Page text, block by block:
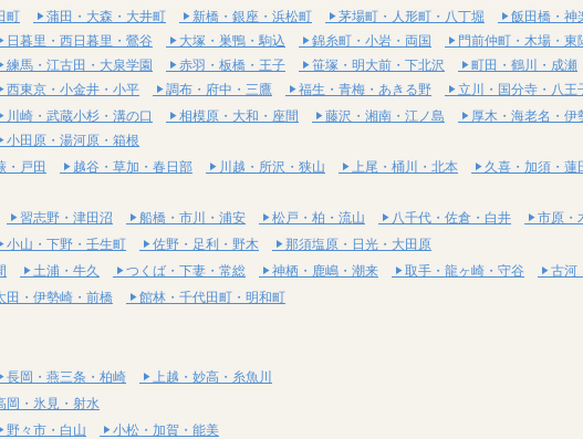
町
蒲田・大森・大井町 新橋・銀座・浜松町 茅場町・人形町・八丁堀 飯田橋・神
日暮里・西日暮里・鶯谷 大塚・巣鴨・駒込 錦糸町・小岩・両国 門前仲町・木場・東
練馬・江古田・大泉学園 赤羽・板橋・王子 笹塚・明大前・下北沢 町田・鶴川・成瀬
西東京・小金井・小平 調布・府中・三鷹 福生・青梅・あきる野
立川・国分寺・八王
川崎・武蔵小杉・溝の口 相模原・大和・座間 藤沢・湘南・江ノ島 厚木・海老名・伊
小田原・湯河原・箱根
・戸田 越谷・草加・春日部 川越・所沢・狭山 上尾・桶川・北本 久喜・加須・蓮
習志野・津田沼 船橋・市川・浦安 松戸・柏・流山 八千代・佐倉・白井 市原・
小山・下野・壬生町 佐野・足利・野木
那須塩原・日光・大田原
土浦・牛久 つくば・下妻・常総 神栖・鹿嶋・潮来 取手・龍ヶ崎・守谷 古河
田・伊勢崎・前橋 館林・千代田町・明和町
長岡・燕三条・柏崎
上越・妙高・糸魚川
岡・氷見・射水
野々市・白山
小松・加賀・能美